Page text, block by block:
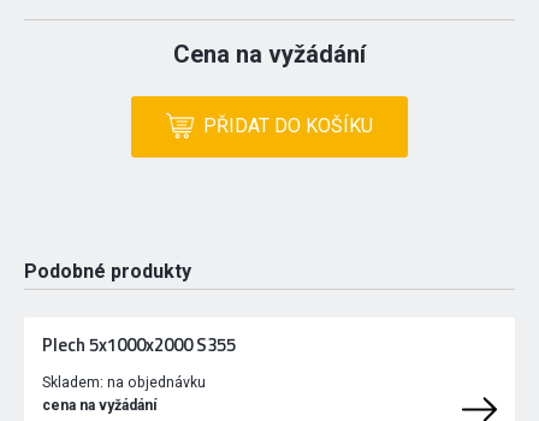
Cena na vyžádání
PŘIDAT DO KOŠÍKU
Podobné produkty
Plech 5x1000x2000 S355
Skladem: na objednávku
cena na vyžádání